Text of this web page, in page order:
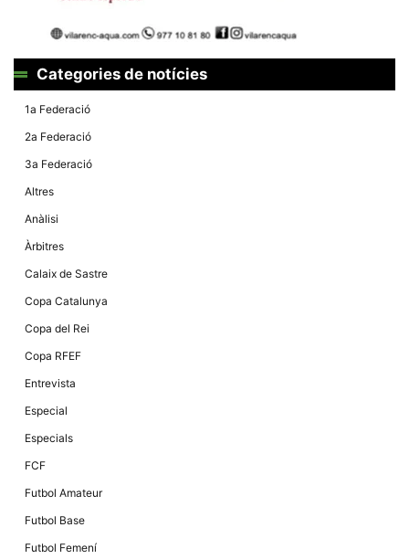
Categories de notícies
1a Federació
2a Federació
3a Federació
Altres
Anàlisi
Àrbitres
Calaix de Sastre
Copa Catalunya
Copa del Rei
Copa RFEF
Entrevista
Especial
Especials
FCF
Futbol Amateur
Futbol Base
Futbol Femení
per a millorar
i la seva